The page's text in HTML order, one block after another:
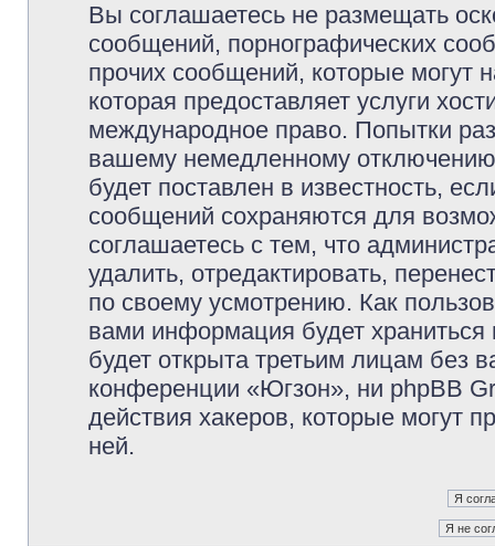
Вы соглашаетесь не размещать
сообщений, порнографических
прочих сообщений, которые могут
которая предоставляет услуги
международное право. Попытки
вашему немедленному
будет поставлен в известность,
сообщений сохраняются для
соглашаетесь с тем, что
удалить, отредактировать,
по своему усмотрению. Как
вами информация будет
будет открыта третьим лицам без
конференции «Югзон», ни phpBB
действия хакеров, которые могут
ней.